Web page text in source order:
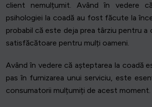
client nemulțumit. Având în vedere
psihologiei la coadă au fost făcute la
probabil că este deja prea târziu pentru a
satisfăcătoare pentru mulți oameni.
Având în vedere că așteptarea la coadă
pas în furnizarea unui serviciu, este
consumatorii mulțumiți de acest moment.